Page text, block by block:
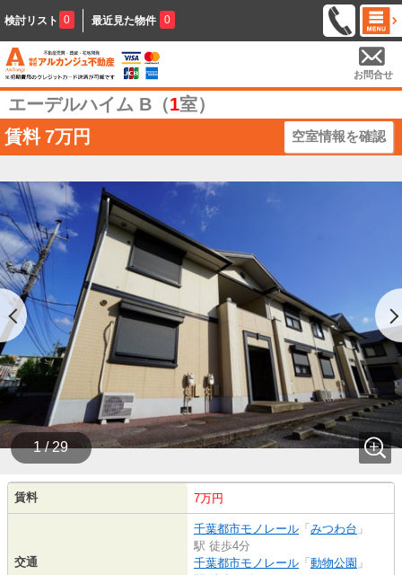
検討リスト 0 最近見た物件 0
お問合せ
エーデルハイム B（1室）
賃料 7万円 空室情報を確認
1 / 29
賃料 7万円
交通
千葉都市モノレール 「 みつわ台 」
駅 徒歩4分
千葉都市モノレール 「 動物公園 」